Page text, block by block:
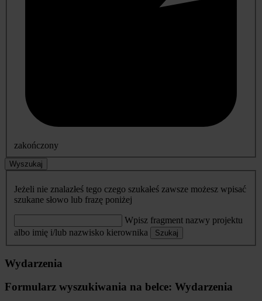
zakończony
Wyszukaj
Jeżeli nie znalazłeś tego czego szukałeś zawsze możesz wpisać
szukane słowo lub frazę poniżej
Wpisz fragment nazwy projektu
albo imię i/lub nazwisko kierownika
Szukaj
Wydarzenia
Formularz wyszukiwania na belce: Wydarzenia